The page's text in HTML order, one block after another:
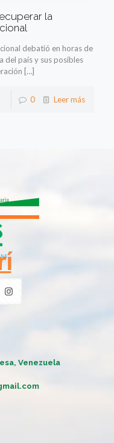
la
debatió en horas de
del país y sus posibles
[…]
0 Leer más
Venezuela